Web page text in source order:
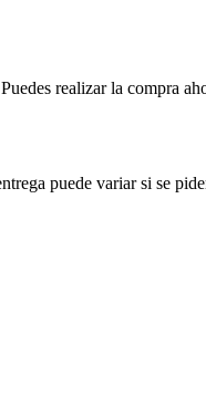
realizar la compra
puede variar si se